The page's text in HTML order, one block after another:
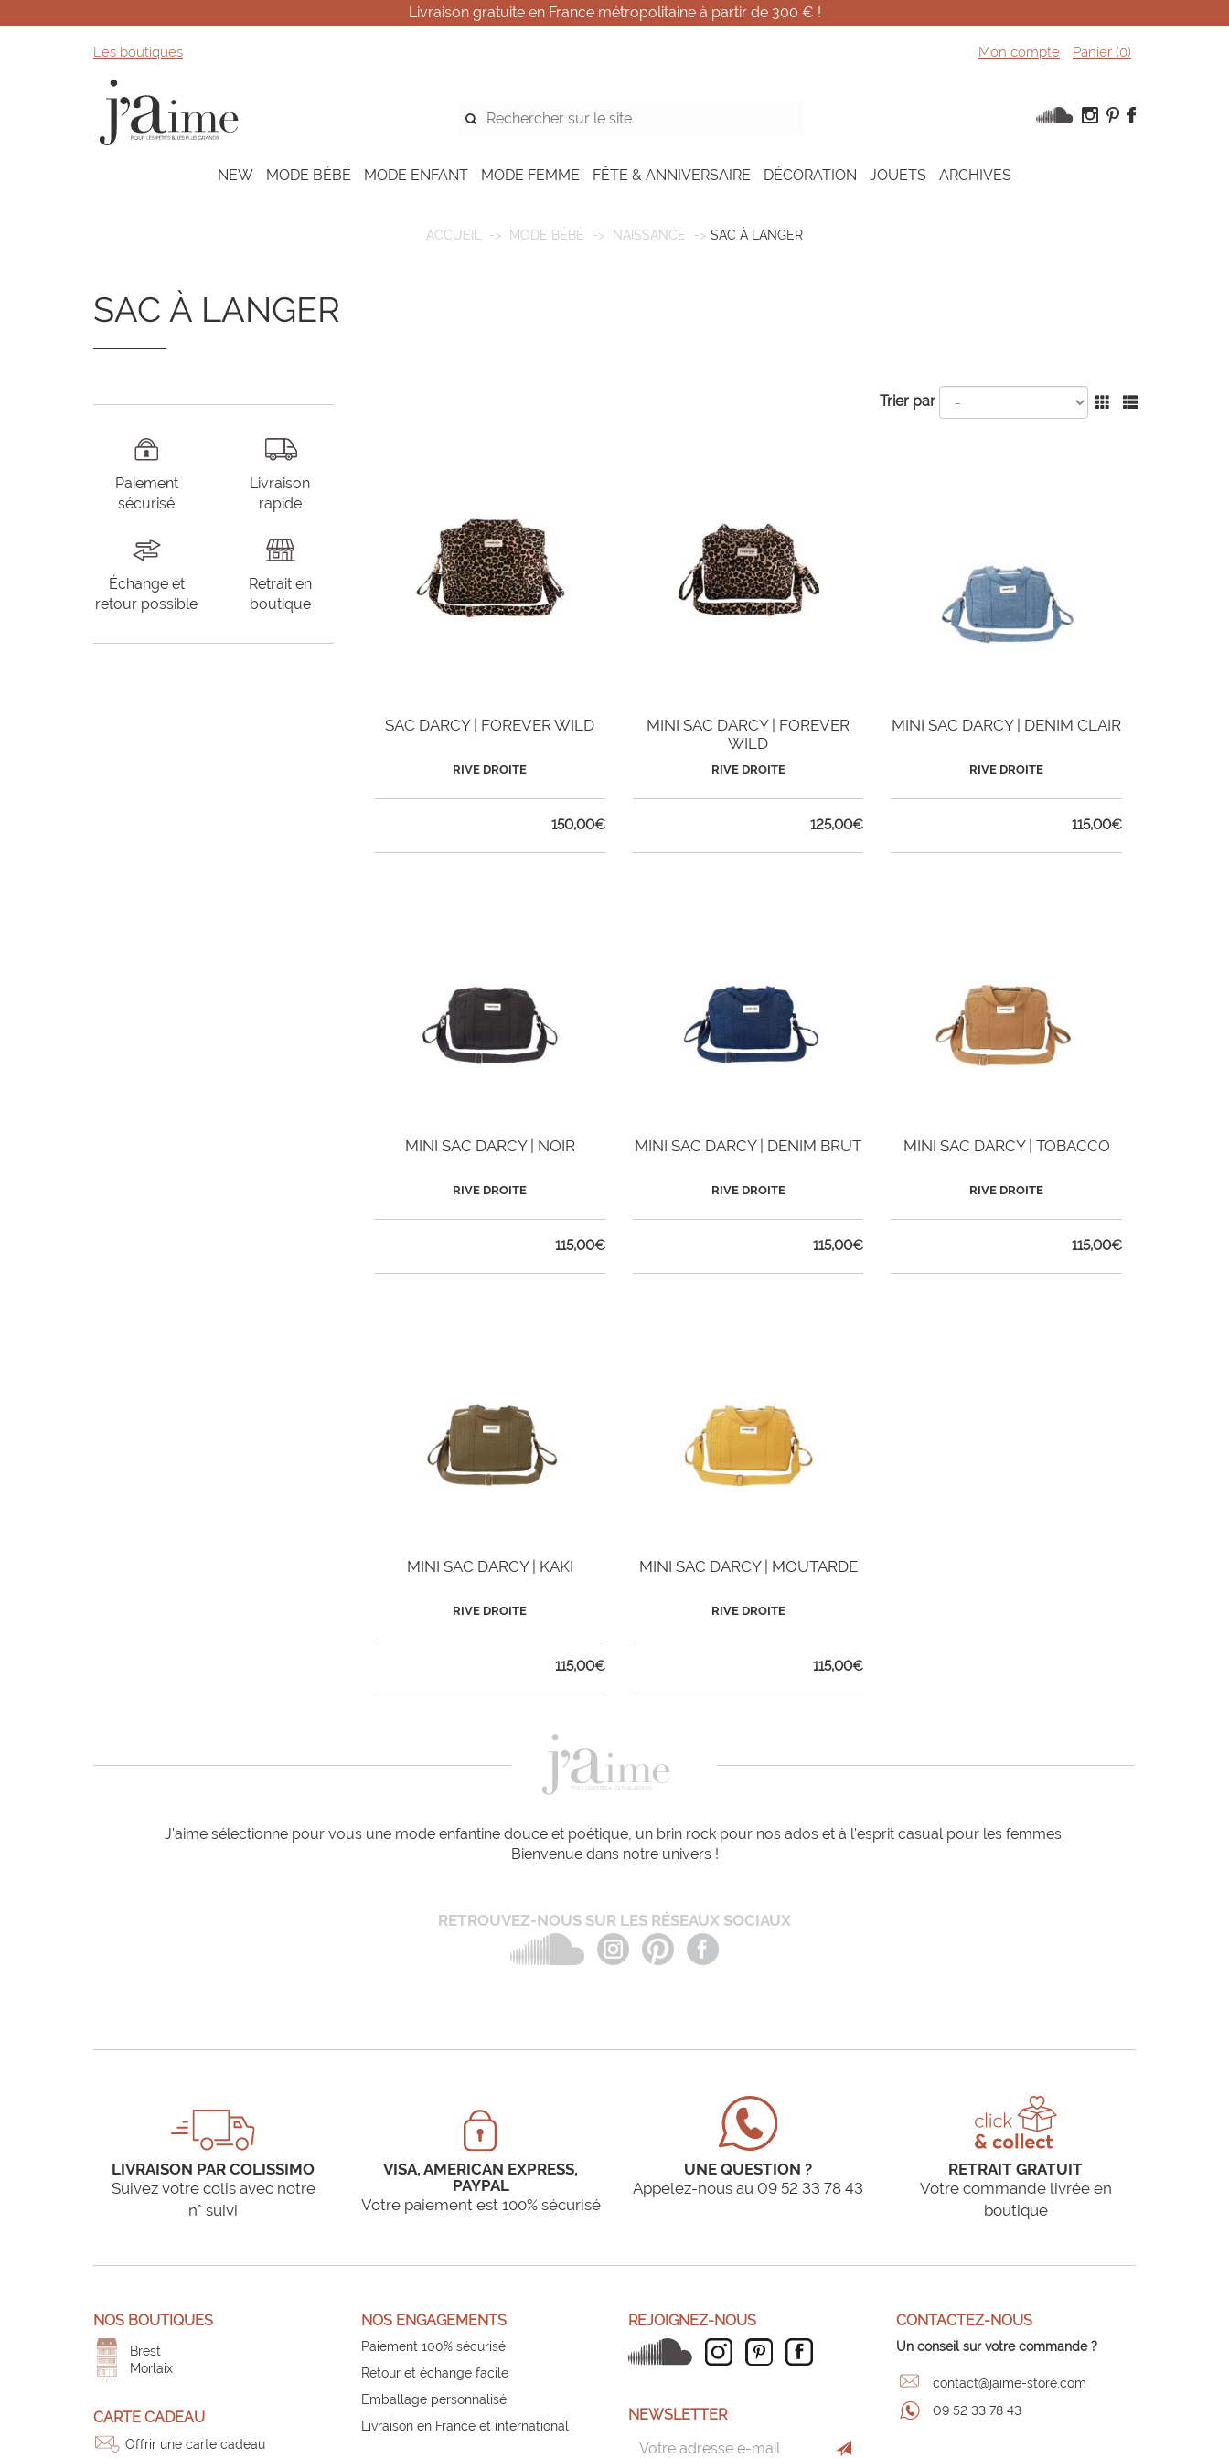
Livraison gratuite en France métropolitaine à partir de 300 € !
Les boutiques Mon compte Panier (0)
NEW MODE BÉBÉ MODE ENFANT MODE FEMME FÊTE & ANNIVERSAIRE DÉCORATION JOUETS ARCHIVES
ACCUEIL MODE BÉBÉ NAISSANCE SAC À LANGER
SAC À LANGER
Paiement
sécurisé
Livraison
rapide
Échange et
retour possible
Retrait en
boutique
Trier par
SAC DARCY | FOREVER WILD
RIVE DROITE
150,00€
MINI SAC DARCY | FOREVER
WILD
RIVE DROITE
125,00€
MINI SAC DARCY | DENIM CLAIR
RIVE DROITE
115,00€
MINI SAC DARCY | NOIR
RIVE DROITE
115,00€
MINI SAC DARCY | DENIM BRUT
RIVE DROITE
115,00€
MINI SAC DARCY | TOBACCO
RIVE DROITE
115,00€
MINI SAC DARCY | KAKI
RIVE DROITE
115,00€
MINI SAC DARCY | MOUTARDE
RIVE DROITE
115,00€
J'aime sélectionne pour vous une mode enfantine douce et poétique, un brin rock pour nos ados et à l'esprit casual pour les femmes.
Bienvenue dans notre univers !
RETROUVEZ-NOUS SUR LES RÉSEAUX SOCIAUX
LIVRAISON PAR COLISSIMO
Suivez votre colis avec notre
n° suivi
VISA, AMERICAN EXPRESS,
PAYPAL
Votre paiement est 100% sécurisé
UNE QUESTION ?
Appelez-nous au 09 52 33 78 43
RETRAIT GRATUIT
Votre commande livrée en
boutique
NOS BOUTIQUES
Brest
Morlaix
CARTE CADEAU
Offrir une carte cadeau
NOS ENGAGEMENTS
Paiement 100% sécurisé
Retour et échange facile
Emballage personnalisé
Livraison en France et international
REJOIGNEZ-NOUS
NEWSLETTER
CONTACTEZ-NOUS
Un conseil sur votre commande ?
contact@jaime-store.com
09 52 33 78 43